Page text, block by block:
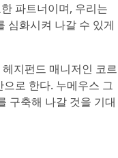
파트너이며, 우리는
심화시켜 나갈 수 있게
지펀드 매니저인 코르
로 한다. 누메우스 그
구축해 나갈 것을 기대